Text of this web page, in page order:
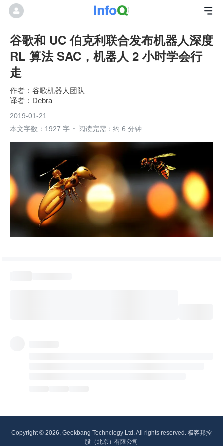
谷歌和 UC 伯克利联合发布机器人深度
RL 算法 SAC，机器人 2 小时学会行
走
谷歌机器人团队
Debra
2019-01-21
本文字数：1927 字
阅读完需：约 6 分钟
Copyright © 2026, Geekbang Technology Ltd. All rights reserved. 极客邦控
股（北京）有限公司